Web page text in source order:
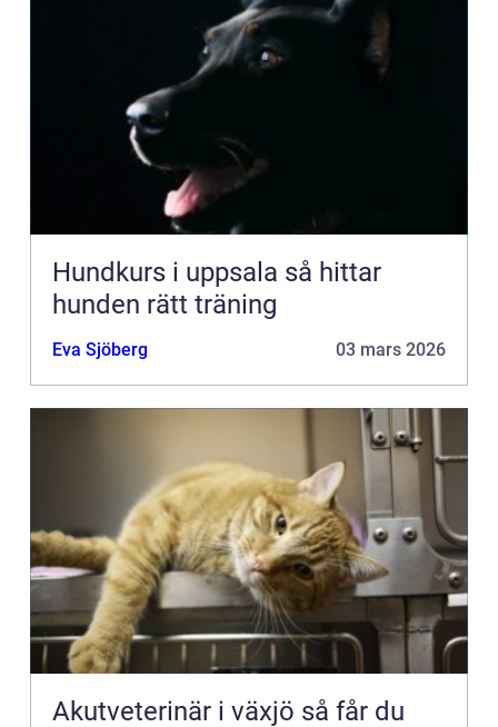
Hundkurs i uppsala så hittar
hunden rätt träning
Eva Sjöberg 03 mars 2026
Akutveterinär i växjö så får du